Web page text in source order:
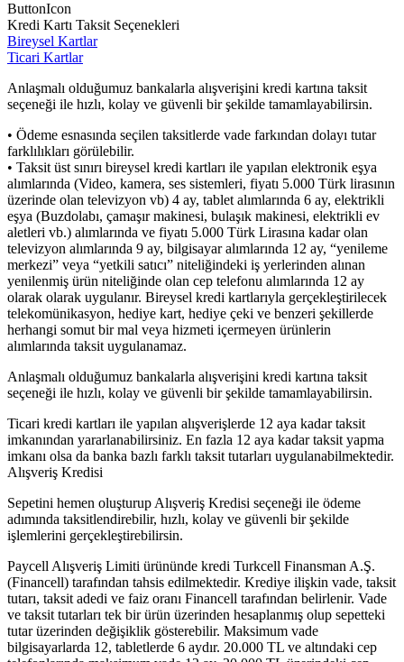
ButtonIcon
Kredi Kartı Taksit Seçenekleri
Bireysel Kartlar
Ticari Kartlar
Anlaşmalı olduğumuz bankalarla alışverişini kredi kartına taksit
seçeneği ile hızlı, kolay ve güvenli bir şekilde tamamlayabilirsin.
• Ödeme esnasında seçilen taksitlerde vade farkından dolayı tutar
farklılıkları görülebilir.
• Taksit üst sınırı bireysel kredi kartları ile yapılan elektronik eşya
alımlarında (Video, kamera, ses sistemleri, fiyatı 5.000 Türk lirasının
üzerinde olan televizyon vb) 4 ay, tablet alımlarında 6 ay, elektrikli
eşya (Buzdolabı, çamaşır makinesi, bulaşık makinesi, elektrikli ev
aletleri vb.) alımlarında ve fiyatı 5.000 Türk Lirasına kadar olan
televizyon alımlarında 9 ay, bilgisayar alımlarında 12 ay, “yenileme
merkezi” veya “yetkili satıcı” niteliğindeki iş yerlerinden alınan
yenilenmiş ürün niteliğinde olan cep telefonu alımlarında 12 ay
olarak olarak uygulanır. Bireysel kredi kartlarıyla gerçekleştirilecek
telekomünikasyon, hediye kart, hediye çeki ve benzeri şekillerde
herhangi somut bir mal veya hizmeti içermeyen ürünlerin
alımlarında taksit uygulanamaz.
Anlaşmalı olduğumuz bankalarla alışverişini kredi kartına taksit
seçeneği ile hızlı, kolay ve güvenli bir şekilde tamamlayabilirsin.
Ticari kredi kartları ile yapılan alışverişlerde 12 aya kadar taksit
imkanından yararlanabilirsiniz. En fazla 12 aya kadar taksit yapma
imkanı olsa da banka bazlı farklı taksit tutarları uygulanabilmektedir.
Alışveriş Kredisi
Sepetini hemen oluşturup Alışveriş Kredisi seçeneği ile ödeme
adımında taksitlendirebilir, hızlı, kolay ve güvenli bir şekilde
işlemlerini gerçekleştirebilirsin.
Paycell Alışveriş Limiti ürününde kredi Turkcell Finansman A.Ş.
(Financell) tarafından tahsis edilmektedir. Krediye ilişkin vade, taksit
tutarı, taksit adedi ve faiz oranı Financell tarafından belirlenir. Vade
ve taksit tutarları tek bir ürün üzerinden hesaplanmış olup sepetteki
tutar üzerinden değişiklik gösterebilir. Maksimum vade
bilgisayarlarda 12, tabletlerde 6 aydır. 20.000 TL ve altındaki cep